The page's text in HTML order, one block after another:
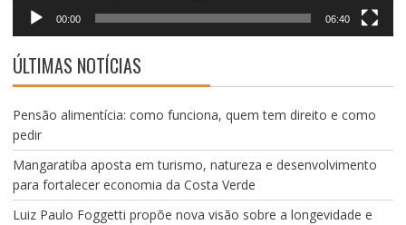
00:00 06:40
ÚLTIMAS NOTÍCIAS
Pensão alimentícia: como funciona, quem tem direito e como
pedir
Mangaratiba aposta em turismo, natureza e desenvolvimento
para fortalecer economia da Costa Verde
Luiz Paulo Foggetti propõe nova visão sobre a longevidade e